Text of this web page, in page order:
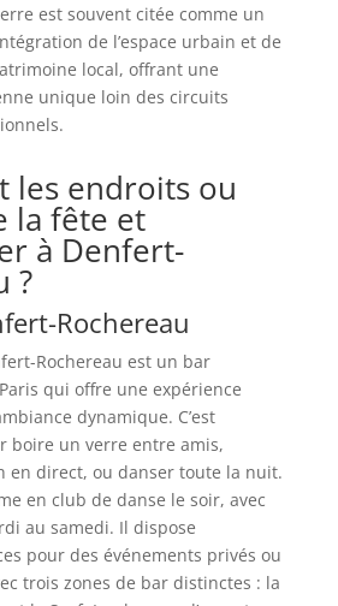
est souvent citée comme un
de l’espace urbain et de
local, offrant une
unique loin des circuits
les endroits ou
la fête et
à Denfert-
?
Rochereau
Rochereau est un bar
qui offre une expérience
dynamique. C’est
boire un verre entre amis,
en direct, ou danser toute la nuit.
en club de danse le soir, avec
au samedi. Il dispose
pour des événements privés ou
trois zones de bar distinctes : la